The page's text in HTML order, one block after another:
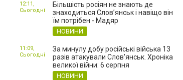
Більшість росіян не знають де
знаходиться Слов’янськ і навіщо він
їм потрібен - Мадяр
НОВИНИ
12:11,
Сьогодні
За минулу добу російські війська 13
разів атакували Слов'янськ. Хроніка
великої війни: 6 серпня
НОВИНИ
11:09,
Сьогодні